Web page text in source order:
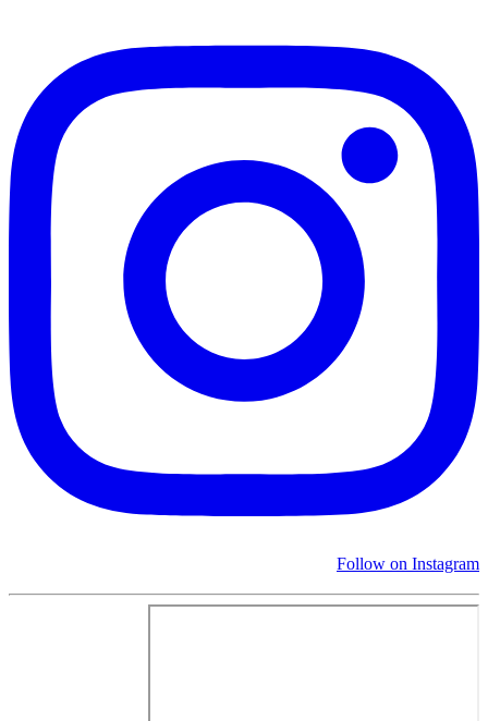
Follow on Instagram